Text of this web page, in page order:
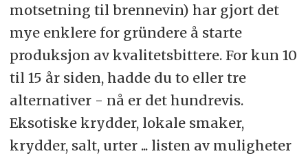
motsetning til brennevin) har gjort det
mye enklere for gründere å starte
produksjon av kvalitetsbittere. For kun 10
til 15 år siden, hadde du to eller tre
alternativer - nå er det hundrevis.
Eksotiske krydder, lokale smaker,
krydder, salt, urter ... listen av muligheter